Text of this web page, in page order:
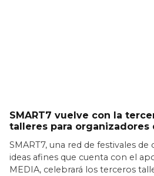
SMART7 vuelve con la
talleres para organizadores
SMART7, una red de festivales
ideas afines que cuenta con el
MEDIA, celebrará los terceros